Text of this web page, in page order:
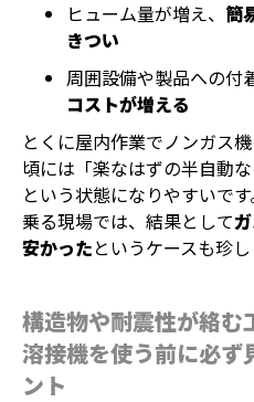
ヒューム量が増え、 簡
きつい
周囲設備や製品への付
コストが増える
とくに屋内作業でノンガス
頃には「楽なはずの半自動
という状態になりやすいで
乗る現場では、結果として
安かったというケースも珍し
構造物や耐震性が絡む
溶接機を使う前に必ず
ント